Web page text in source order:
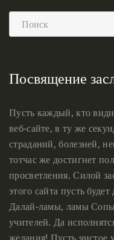
Посвящение
Пусть каждый, кто
веб-сайте, в ту же
страданий, болезней,
тотчас же достигнет
просветления. Силой
этого сайта пусть
Далай-ламы, ламы
учителей. Да
желания! Пусть чистое